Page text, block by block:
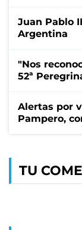
Juan Pablo
Argentina
"Nos
52ª
Alertas por
Pampero,
TU